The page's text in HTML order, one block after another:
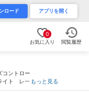
ロード アプリを開く
0
お気に入り 閲覧履歴
ントロー
イト レーン
ルシフト Ａ
もっと見る